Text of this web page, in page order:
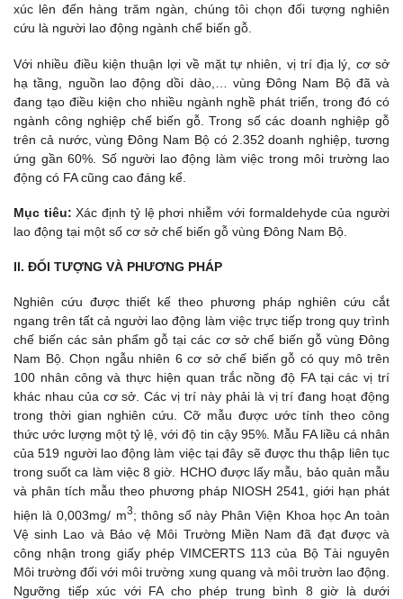
xúc lên đến hàng trăm ngàn, chúng tôi chọn đối tượng nghiên
cứu là người lao động ngành chế biến gỗ.
Với nhiều điều kiện thuận lợi về mặt tự nhiên, vị trí địa lý, cơ sở
hạ tầng, nguồn lao động dồi dào,… vùng Đông Nam Bộ đã và
đang tạo điều kiện cho nhiều ngành nghề phát triển, trong đó có
ngành công nghiệp chế biến gỗ. Trong số các doanh nghiệp gỗ
trên cả nước, vùng Đông Nam Bộ có 2.352 doanh nghiệp, tương
ứng gần 60%. Số người lao động làm việc trong môi trường lao
động có FA cũng cao đáng kể.
Mục tiêu: Xác định tỷ lệ phơi nhiễm với formaldehyde của người
lao động tại một số cơ sở chế biến gỗ vùng Đông Nam Bộ.
II. ĐỐI TƯỢNG VÀ PHƯƠNG PHÁP
Nghiên cứu được thiết kế theo phương pháp nghiên cứu cắt
ngang trên tất cả người lao động làm việc trực tiếp trong quy trình
chế biến các sản phẩm gỗ tại các cơ sở chế biến gỗ vùng Đông
Nam Bộ. Chọn ngẫu nhiên 6 cơ sở chế biến gỗ có quy mô trên
100 nhân công và thực hiện quan trắc nồng độ FA tại các vị trí
khác nhau của cơ sở. Các vị trí này phải là vị trí đang hoạt động
trong thời gian nghiên cứu. Cỡ mẫu được ước tính theo công
thức ước lượng một tỷ lệ, với độ tin cậy 95%. Mẫu FA liều cá nhân
của 519 người lao động làm việc tại đây sẽ được thu thập liên tục
trong suốt ca làm việc 8 giờ. HCHO được lấy mẫu, bảo quản mẫu
và phân tích mẫu theo phương pháp NIOSH 2541, giới hạn phát
hiện là 0,003mg/ m3; thông số này Phân Viện Khoa học An toàn
Vệ sinh Lao và Bảo vệ Môi Trường Miền Nam đã đạt được và
công nhận trong giấy phép VIMCERTS 113 của Bộ Tài nguyên
Môi trường đối với môi trường xung quang và môi trườn lao động.
Ngưỡng tiếp xúc với FA cho phép trung bình 8 giờ là dưới